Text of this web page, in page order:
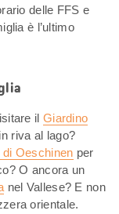
delle FFS e
è l’ultimo
il Giardino
riva al lago?
di Oeschinen per
O ancora un
nel Vallese? E non
orientale.